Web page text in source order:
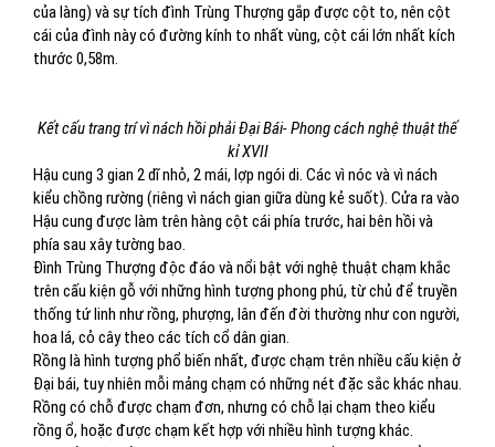
của làng) và sự tích đình Trùng Thượng gắp được cột to, nên cột
cái của đình này có đường kính to nhất vùng, cột cái lớn nhất kích
thước 0,58m.
Kết cấu trang trí vì nách hồi phải Đại Bái- Phong cách nghệ thuật thế
kỉ XVII
Hậu cung 3 gian 2 dĩ nhỏ, 2 mái, lợp ngói di. Các vì nóc và vì nách
kiểu chồng rường (riêng vì nách gian giữa dùng kẻ suốt). Cửa ra vào
Hậu cung được làm trên hàng cột cái phía trước, hai bên hồi và
phía sau xây tường bao.
Đình Trùng Thượng độc đáo và nổi bật với nghệ thuật chạm khắc
trên cấu kiện gỗ với những hình tượng phong phú, từ chủ để truyền
thống tứ linh như rồng, phượng, lân đến đời thường như con người,
hoa lá, cỏ cây theo các tích cổ dân gian.
Rồng là hình tượng phổ biến nhất, được chạm trên nhiều cấu kiện ở
Đại bái, tuy nhiên mỗi mảng chạm có những nét đặc sắc khác nhau.
Rồng có chỗ được chạm đơn, nhưng có chỗ lại chạm theo kiểu
rồng ổ, hoặc được chạm kết hợp với nhiều hình tượng khác.